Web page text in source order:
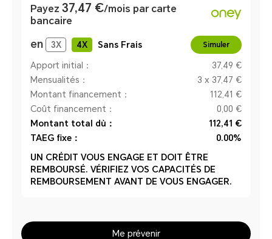
Payez 37,47 €/mois par carte
bancaire
en 3X 4X Sans Frais Simuler
Apport initial：
37,49 €
Mensualités：
3 x 37,47 €
Montant financement：
112,41 €
Coût financement：
0,00 €
Montant total dù：
112,41 €
TAEG fixe：
0.00%
UN CRÉDIT VOUS ENGAGE ET DOIT ÊTRE
REMBOURSÉ. VÉRIFIEZ VOS CAPACITÉS DE
REMBOURSEMENT AVANT DE VOUS ENGAGER.
Me prévenir